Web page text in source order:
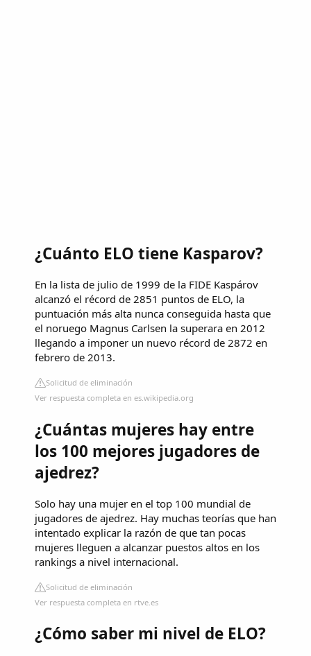
¿Cuánto ELO tiene Kasparov?
En la lista de julio de 1999 de la FIDE Kaspárov
alcanzó el récord de 2851 puntos de ELO, la
puntuación más alta nunca conseguida hasta que
el noruego Magnus Carlsen la superara en 2012
llegando a imponer un nuevo récord de 2872 en
febrero de 2013.
Solicitud de eliminación
Ver respuesta completa en es.wikipedia.org
¿Cuántas mujeres hay entre
los 100 mejores jugadores de
ajedrez?
Solo hay una mujer en el top 100 mundial de
jugadores de ajedrez. Hay muchas teorías que han
intentado explicar la razón de que tan pocas
mujeres lleguen a alcanzar puestos altos en los
rankings a nivel internacional.
Solicitud de eliminación
Ver respuesta completa en rtve.es
¿Cómo saber mi nivel de ELO?